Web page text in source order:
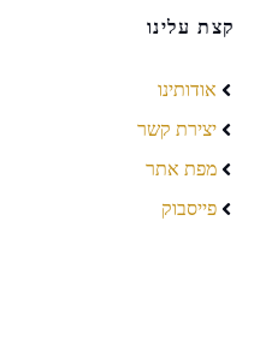
קצת עלינו
אודותינו
יצירת קשר
מפת אתר
פייסבוק